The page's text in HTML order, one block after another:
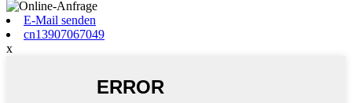
E-Mail senden
cn13907067049
x